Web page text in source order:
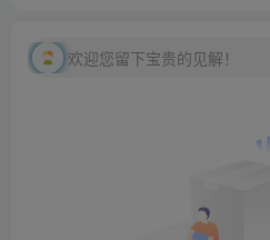
欢迎您留下宝贵的见解！